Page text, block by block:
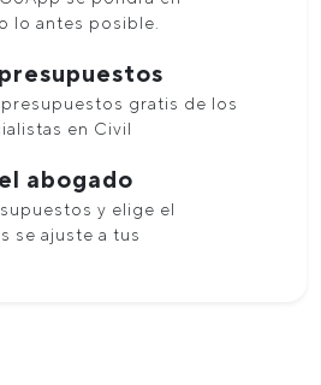
lo antes posible.
gratis de los
en Civil
abogado
y elige el
se ajuste a tus